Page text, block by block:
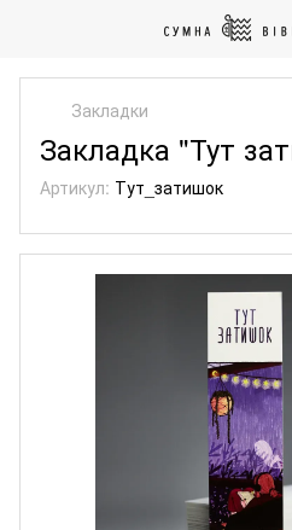
Закладки
Закладка "Тут
Артикул: Тут_затишок